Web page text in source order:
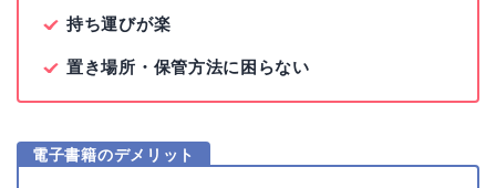
持ち運びが楽
置き場所・保管方法に困らない
電子書籍のデメリット